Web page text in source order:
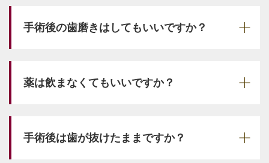
手術後の歯磨きはしてもいいですか？
薬は飲まなくてもいいですか？
手術後は歯が抜けたままですか？